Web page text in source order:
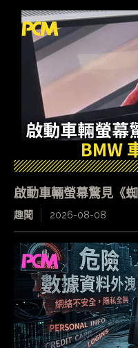
啟動車輛螢幕驚見《
趣聞 2026-08-08